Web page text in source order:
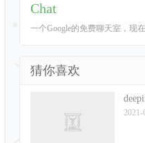
Chat
一个Google的免费聊天室，现
猜你喜欢
2021-